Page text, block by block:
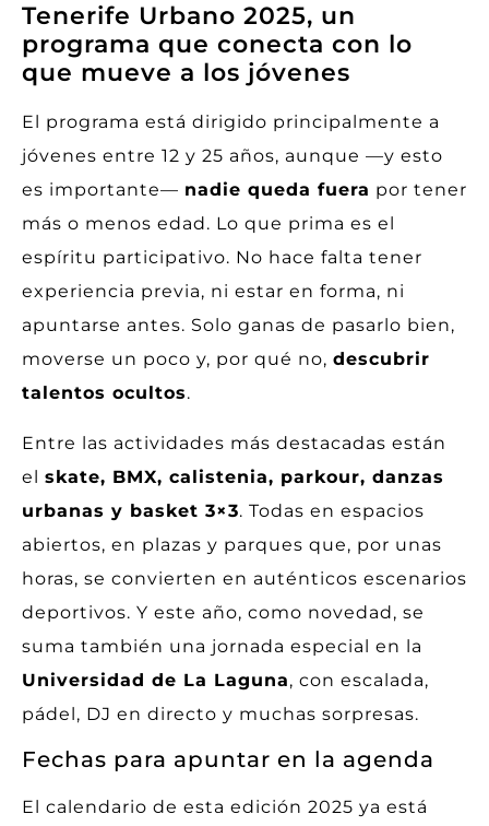
Tenerife Urbano 2025, un
programa que conecta con lo
que mueve a los jóvenes
El programa está dirigido principalmente a
jóvenes entre 12 y 25 años, aunque —y esto
es importante— nadie queda fuera por tener
más o menos edad. Lo que prima es el
espíritu participativo. No hace falta tener
experiencia previa, ni estar en forma, ni
apuntarse antes. Solo ganas de pasarlo bien,
moverse un poco y, por qué no, descubrir
talentos ocultos.
Entre las actividades más destacadas están
el skate, BMX, calistenia, parkour, danzas
urbanas y basket 3×3. Todas en espacios
abiertos, en plazas y parques que, por unas
horas, se convierten en auténticos escenarios
deportivos. Y este año, como novedad, se
suma también una jornada especial en la
Universidad de La Laguna, con escalada,
pádel, DJ en directo y muchas sorpresas.
Fechas para apuntar en la agenda
El calendario de esta edición 2025 ya está